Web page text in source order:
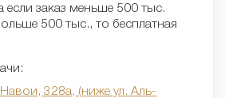
если заказ меньше 500 тыс.
500 тыс., то бесплатная
328а, (ниже ул. Аль-